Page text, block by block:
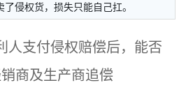
侵权货，损失只能自己扛。
人支付侵权赔偿后，能否
商及生产商追偿